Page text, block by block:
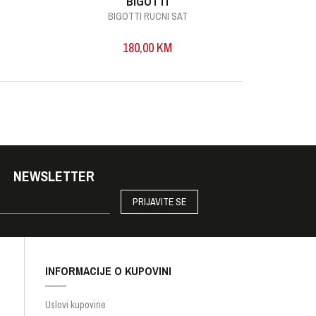
BIGOTTI RUCNI SAT
180,00 KM
NEWSLETTER
PRIJAVITE SE
INFORMACIJE O KUPOVINI
Uslovi kupovine